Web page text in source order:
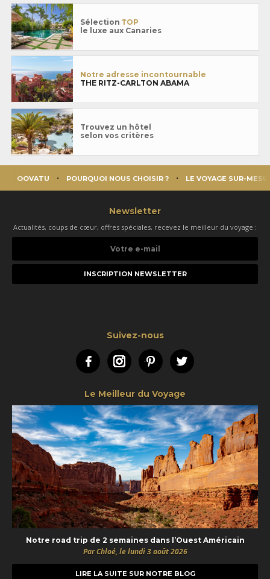
Sélection TOP
le luxe aux Canaries
Notre adresse incontournable
THE RITZ-CARLTON ABAMA
Trouvez un hôtel
selon vos critères
OOVATU POURQUOI NOUS CHOISIR ? LE VOYAGE SUR-
Newsletter
Actualités, coups de cœur, offres spéciales, recevez le meilleur du voyage :
e-
Suivez-nous
FacebookInstagramPinterestTwitter
Le Meilleur du Voyage
Notre road trip de 2 semaines dans l’Ouest Américain
Par Chloé, le lundi 3 août 2026
LIRE LA SUITE SUR NOTRE BLOG